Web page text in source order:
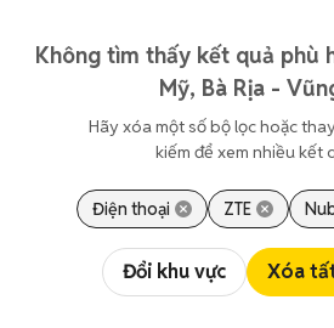
Không tìm thấy kết quả phù
Mỹ, Bà Rịa -
Hãy xóa một số bộ lọc hoặc
kiếm để xem nhiều kết
Điện thoại ZTE
Đổi khu vực Xóa